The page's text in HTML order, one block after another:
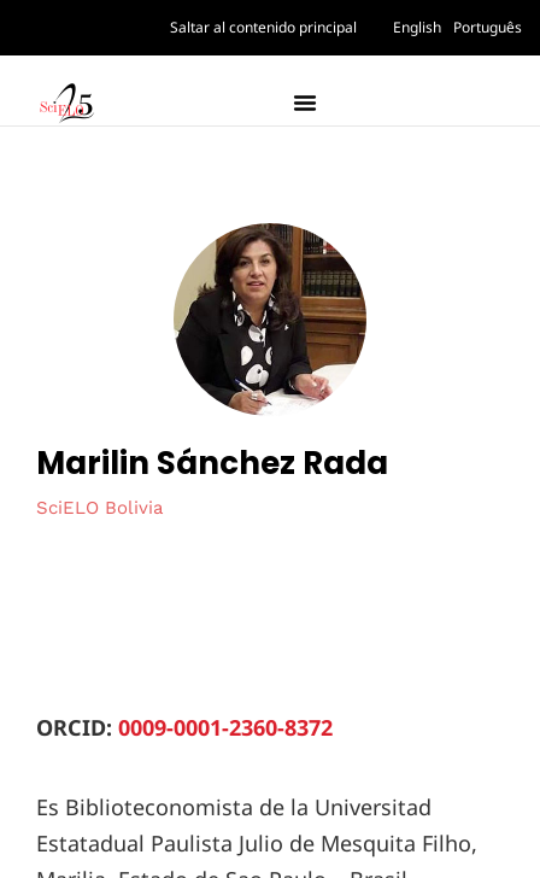
Saltar al contenido principal English Português
Marilin Sánchez Rada
SciELO Bolivia
ORCID: 0009-0001-2360-8372
Es Biblioteconomista de la Universitad
Estatadual Paulista Julio de Mesquita Filho,